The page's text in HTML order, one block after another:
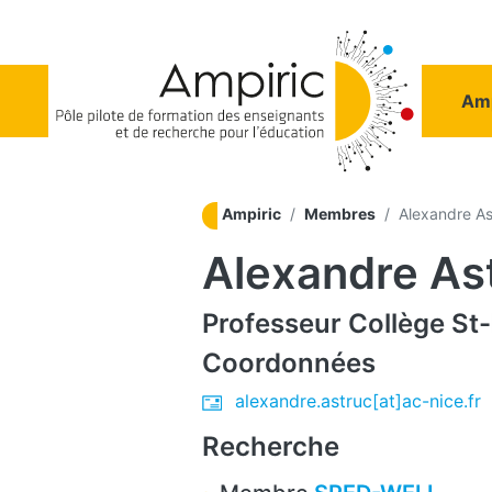
Ampiric Membres Alexandre
Alexandre
Professeur Collège
Coordonnées
alexandre.astruc[at]ac-nice.fr
Recherche